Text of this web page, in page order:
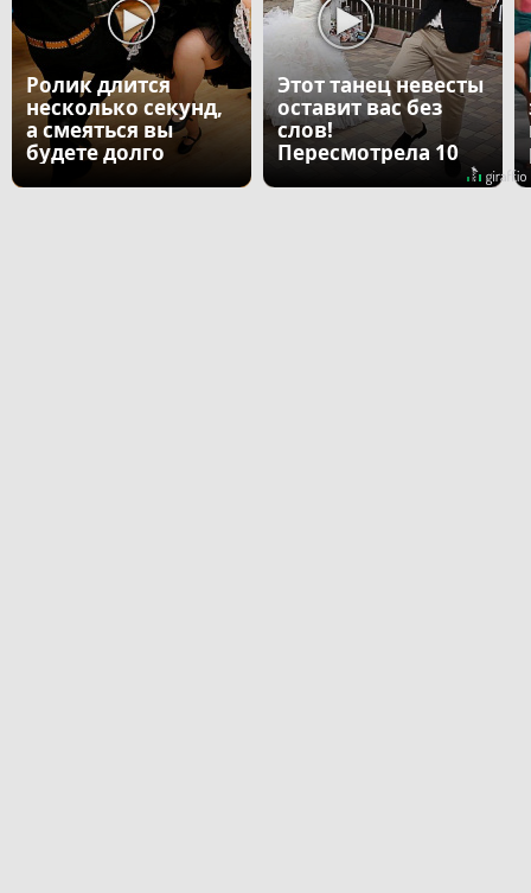
Ролик длится
несколько секунд,
а смеяться вы
будете долго
Этот танец невесты
оставит вас без
слов!
Пересмотрела 10